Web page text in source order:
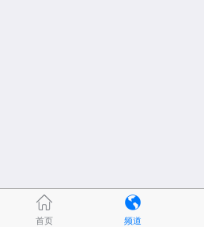
首页 频道